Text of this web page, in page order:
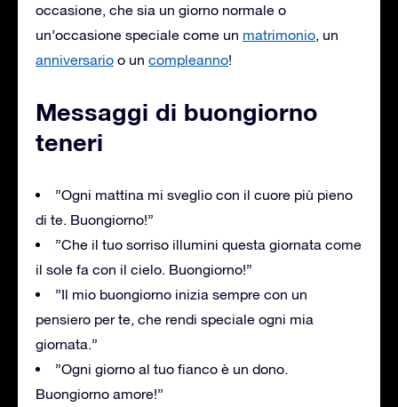
occasione, che sia un giorno normale o
un’occasione speciale come un matrimonio, un
anniversario o un compleanno!
Messaggi di buongiorno
teneri
”Ogni mattina mi sveglio con il cuore più pieno
di te. Buongiorno!”
”Che il tuo sorriso illumini questa giornata come
il sole fa con il cielo. Buongiorno!”
”Il mio buongiorno inizia sempre con un
pensiero per te, che rendi speciale ogni mia
giornata.”
”Ogni giorno al tuo fianco è un dono.
Buongiorno amore!”